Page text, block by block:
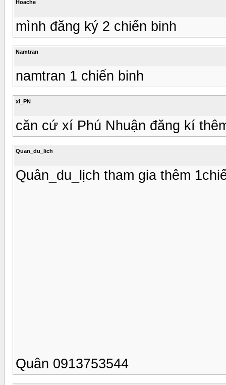
Hoache
mình đăng ký 2 chiến binh
Namtran
namtran 1 chiến binh
xi_PN
căn cứ xí Phú Nhuận đăng kí
Quan_du_lich
Quân_du_lịch tham gia thêm
Quân 0913753544